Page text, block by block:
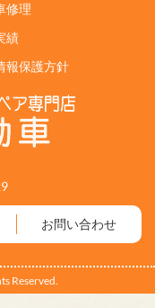
修理
績
報保護方針
お問い合わせ
Reserved.